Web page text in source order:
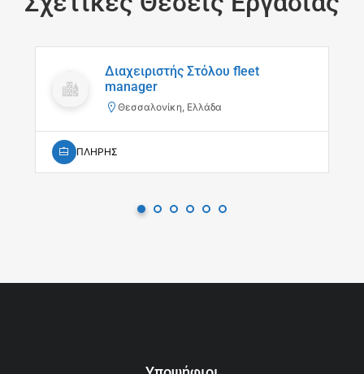
Διαχειριστής Στόλου fleet
manager
Θεσσαλονίκη, Ελλάδα
ΠΛΗΡΗΣ